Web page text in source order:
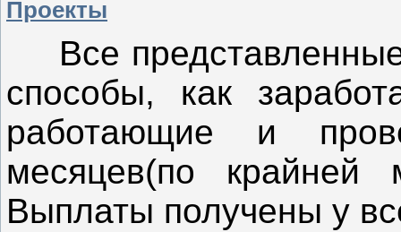
Проекты
Все
способы, как
работающие и
месяцев(по крайней
Выплаты получены у